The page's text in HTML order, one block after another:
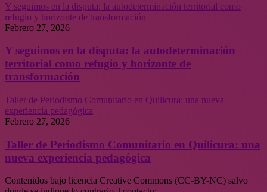
Y seguimos en la disputa: la autodeterminación territorial como
refugio y horizonte de transformación
Febrero 27, 2026
Y seguimos en la disputa: la autodeterminación
territorial como refugio y horizonte de
transformación
Taller de Periodismo Comunitario en Quilicura: una nueva
experiencia pedagógica
Febrero 27, 2026
Taller de Periodismo Comunitario en Quilicura: una
nueva experiencia pedagógica
Contenidos bajo licencia Creative Commons (CC-BY-NC) salvo